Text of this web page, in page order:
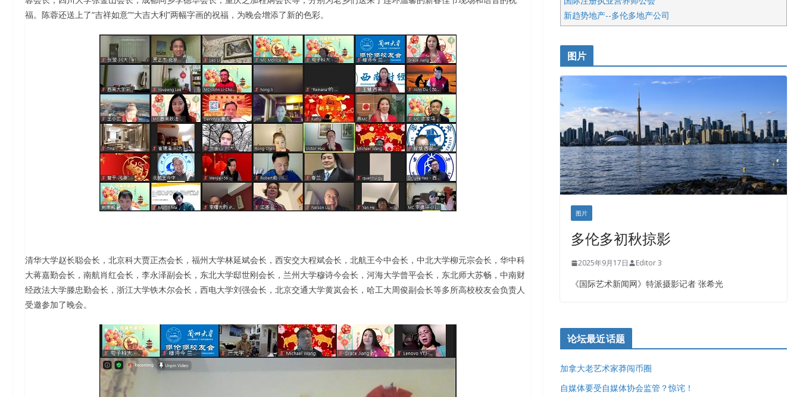
福。陈蓉还送上了“吉祥如意”“大吉大利”两幅字画的祝福，为晚会增添了新的色彩。
清华大学赵长聪会长，北京科大贾正杰会长，福州大学林延斌会长，西安交大程斌会长，北航王今中会长，中北大学柳元宗会长，华中科
大蒋嘉勤会长，南航肖红会长，李永泽副会长，东北大学邸世刚会长，兰州大学穆诗今会长，河海大学曾平会长，东北师大苏畅，中南财
经政法大学滕忠勤会长，浙江大学铁木尔会长，西电大学刘强会长，北京交通大学黄岚会长，哈工大周俊副会长等多所高校校友会负责人
受邀参加了晚会。
新趋势地产--多伦多地产公司
呱呱电器
开明车行KS CAR SALES & SERVICE
健健宝公司
皇后金融集团
正点印艺设计
图片
图片
多伦多初秋掠影
2025年9月17日 Editor 3
《国际艺术新闻网》特派摄影记者 张希光
论坛最近话题
加拿大老艺术家莽闯币圈
自媒体要受自媒体协会监管？惊诧！